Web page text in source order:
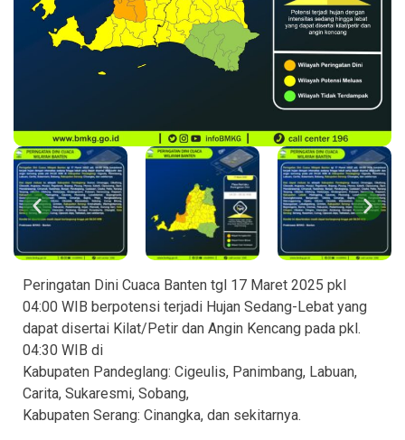
Peringatan Dini Cuaca Banten tgl 17 Maret 2025 pkl
04:00 WIB berpotensi terjadi Hujan Sedang-Lebat yang
dapat disertai Kilat/Petir dan Angin Kencang pada pkl.
04:30 WIB di
Kabupaten Pandeglang: Cigeulis, Panimbang, Labuan,
Carita, Sukaresmi, Sobang,
Kabupaten Serang: Cinangka, dan sekitarnya.